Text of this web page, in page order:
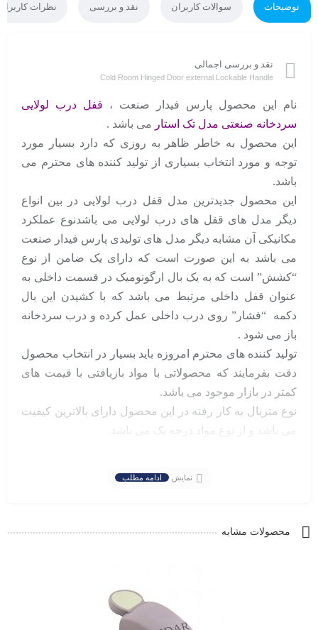
توضیحات سوالات کاربران نقد و بررسی نظرات
نقد و بررسی اجمالی
Cold Room Hinged Door external Lockable Handle
نام این محصول پارس فیدار صنعت ، قفل درب لولایی
سردخانه صنعتی مدل تک استار می باشد .
این محصول به خاطر ظاهر به روزی که دارد بسیار مورد
توجه و مورد انتخاب بسیاری از تولید کننده های محترم می
باشد.
این محصول جدیدترین مدل قفل درب لولایی در بین انواع
دیگر مدل های قفل های درب لولایی می باشدنوع عملکرد
مکانیکی آن مشابه دیگر مدل های تولیدی پارس فیدار صنعت
می باشد به این صورت است که دارای یک ضامن از نوع
“کشش” است که به یک بال ارگونومیک در قسمت داخلی به
عنوان قفل داخلی مرتبط می باشد که با کشیدن این بال
دکمه “فشار” روی درب داخلی عمل کرده و درب سردخانه
باز می شود .
تولید کننده های محترم امروزه باید بسیار در انتخاب محصول
دقت بفرمایند که محصولاتی با مواد بازیافتی با قیمت های
کمتر در بازار موجود می باشد.
نوع متریال به کار رفته در این محصول دارای بالاترین کیفیت
می باشد و از نوع مواد درجه یک می باشد.
بودن اهمیت دارد و می خواهند در بین رقبای خود علاوه بر
ساخته شده و از مواد اولیه مناسب برای درب های
لولایی سردخانه صنعتی ساخته شده است.دستگیره ها همرا
نمایش ادامه مطلب
محصولات مشابه